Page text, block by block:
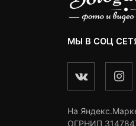
МЫ В СОЦ
На
ОГРНИП